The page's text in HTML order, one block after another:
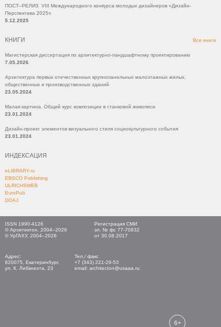
ПОСТ–РЕЛИЗ VIII Международного конкурса молодых дизайнеров «Дизайн-
Перспектива 2025»
5.12.2025
КНИГИ Все книги
Магистерская диссертация по архитектурно-ландшафтному проектированию
7.05.2026
Архитектура первых отечественных крупнопанельных малоэтажных жилых,
общественных и производственных зданий
23.05.2024
Малая картина. Общий курс композиции в станковой живописи
23.01.2024
Дизайн-проект элементов визуального стиля социокультурного события
23.01.2024
ИНДЕКСАЦИЯ
eLIBRARY.ru
EBSCO Publishing
ULRICHSWEB
EuroPub
DOAJ
ISSN 1990-4126
© Архитектон, 2004–2026
© УрГАХУ, 2004–2026
Регистрация СМИ
эл. № фс 77-70832
от 30.08.2017
Адрес:
620075, Екатеринбург,
ул. К. Либкнехта, 23
Тел./ факс
+7 (343) 221-29-53
email: architecton@usaaa.ru
6+